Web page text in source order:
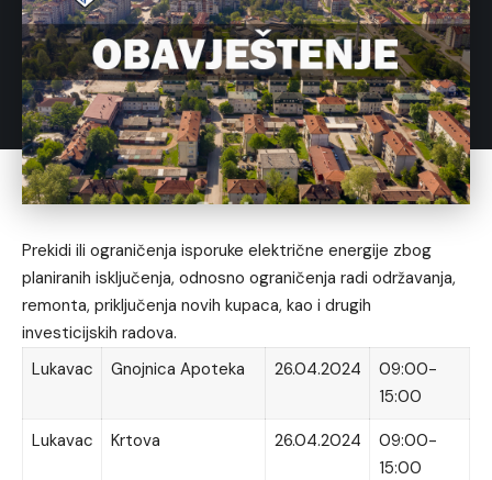
Prekidi ili ograničenja isporuke električne energije zbog
planiranih isključenja, odnosno ograničenja radi održavanja,
remonta, priključenja novih kupaca, kao i drugih
investicijskih radova.
Lukavac
Gnojnica Apoteka 26.04.2024
09:00-
15:00
Lukavac
Krtova 26.04.2024
09:00-
15:00